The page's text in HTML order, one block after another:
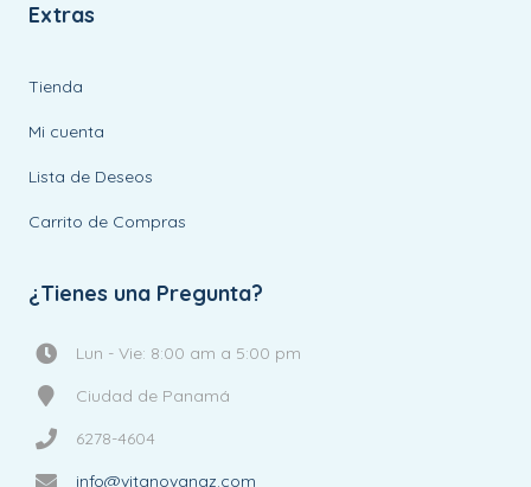
Extras
Tienda
Mi cuenta
Lista de Deseos
Carrito de Compras
¿Tienes una Pregunta?
Lun - Vie: 8:00 am a 5:00 pm
Ciudad de Panamá
6278-4604
info@vitanovanaz.com